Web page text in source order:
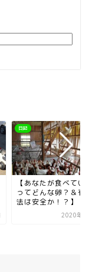
日記
【“ふんどし”は世界
う！説】
2019年5